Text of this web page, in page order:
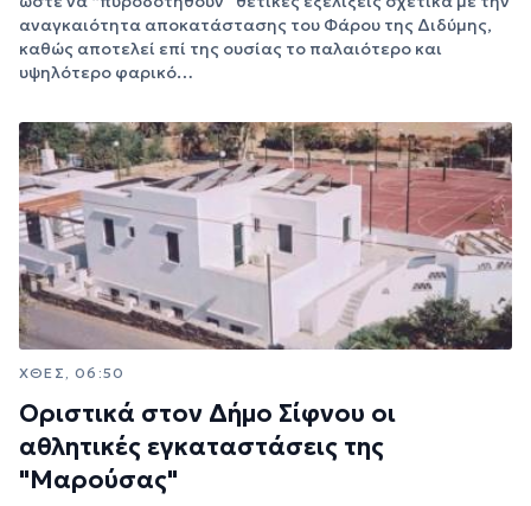
αναγκαιότητα αποκατάστασης του Φάρου της Διδύμης,
καθώς αποτελεί επί της ουσίας το παλαιότερο και
υψηλότερο φαρικό…
ΧΘΕΣ, 06:50
Οριστικά στον Δήμο Σίφνου οι
αθλητικές εγκαταστάσεις της
"Μαρούσας"